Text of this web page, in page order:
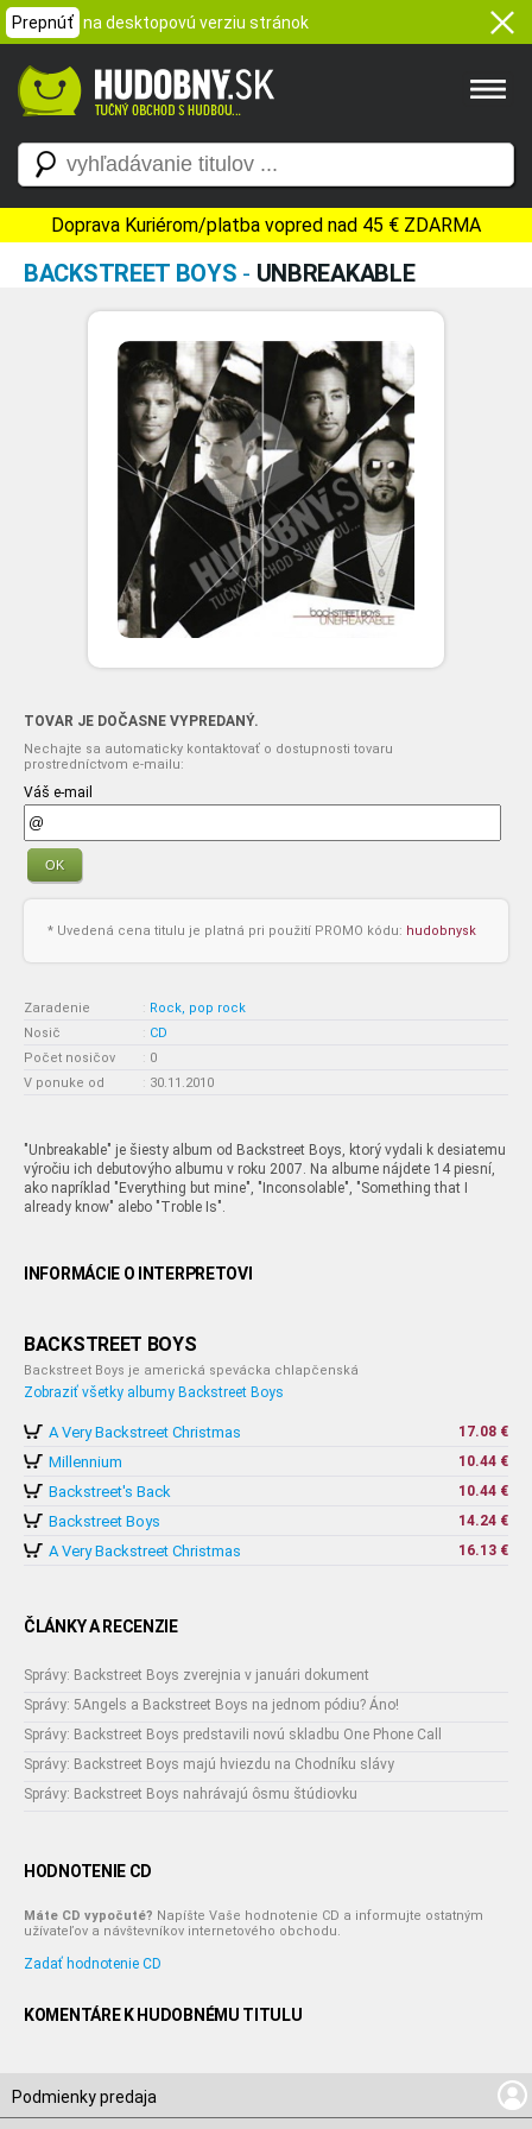
Prepnúť na desktopovú verziu stránok
Doprava Kuriérom/platba vopred nad 45 € ZDARMA
BACKSTREET BOYS - UNBREAKABLE
TOVAR JE DOČASNE VYPREDANÝ.
Nechajte sa automaticky kontaktovať o dostupnosti tovaru
prostredníctvom e-mailu:
Váš e-mail
OK
* Uvedená cena titulu je platná pri použití PROMO kódu: hudobnysk
Zaradenie : Rock, pop rock
Nosič
: CD
Počet nosičov
: 0
V ponuke od
: 30.11.2010
"Unbreakable" je šiesty album od Backstreet Boys, ktorý vydali k desiatemu
výročiu ich debutovýho albumu v roku 2007. Na albume nájdete 14 piesní,
ako napríklad "Everything but mine", "Inconsolable", "Something that I
already know" alebo "Troble Is".
INFORMÁCIE O INTERPRETOVI
BACKSTREET BOYS
Backstreet Boys je americká spevácka chlapčenská
Zobraziť všetky albumy Backstreet Boys
A Very Backstreet Christmas 17.08 €
Millennium 10.44 €
Backstreet's Back 10.44 €
Backstreet Boys 14.24 €
A Very Backstreet Christmas 16.13 €
ČLÁNKY A RECENZIE
Správy: Backstreet Boys zverejnia v januári dokument
Správy: 5Angels a Backstreet Boys na jednom pódiu? Áno!
Správy: Backstreet Boys predstavili novú skladbu One Phone Call
Správy: Backstreet Boys majú hviezdu na Chodníku slávy
Správy: Backstreet Boys nahrávajú ôsmu štúdiovku
HODNOTENIE CD
Máte CD vypočuté? Napíšte Vaše hodnotenie CD a informujte ostatným
užívateľov a návštevníkov internetového obchodu.
Zadať hodnotenie CD
KOMENTÁRE K HUDOBNÉMU TITULU
Podmienky predaja